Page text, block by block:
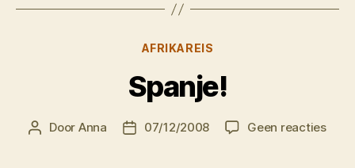
Categorieën
AFRIKAREIS
Spanje!
Berichtauteur
Door Anna Berichtdatum
07/12/2008 Geen reactiesop